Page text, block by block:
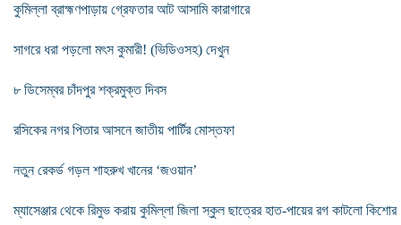
কুমিল্লা ব্রাহ্মণপাড়ায় গ্রেফতার আট আসামি কারাগারে
সাগরে ধরা পড়লো মৎস কুমারী! (ভিডিওসহ) দেখুন
৮ ডিসেম্বর চাঁদপুর শক্রমুক্ত দিবস
রসিকের নগর পিতার আসনে জাতীয় পার্টির মোস্তফা
নতুন রেকর্ড গড়ল শাহরুখ খানের ‘জওয়ান’
ম্যাসেঞ্জার থেকে রিমুভ করায় কুমিল্লা জিলা স্কুল ছাত্রের হাত-পায়ের রগ কাটলো কিশোর